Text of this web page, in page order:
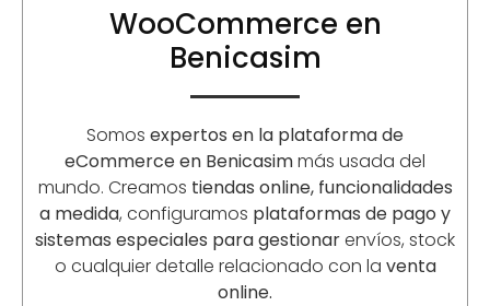
WooCommerce en
Benicasim
Somos expertos en la plataforma de
eCommerce en Benicasimmás usada del
mundo. Creamos tiendas online, funcionalidades
a medida, configuramos plataformas de pago y
sistemas especiales para gestionarenvíos, stock
o cualquier detalle relacionado con la venta
online.